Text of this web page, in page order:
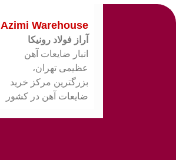
Azimi Warehouse
آراز فولاد رونیکا
انبار ضایعات آهن
عظیمی تهران،
بزرگترین مرکز خرید
ضایعات آهن در کشور